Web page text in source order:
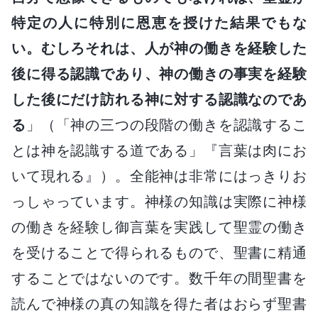
特定の人に特別に恩恵を授けた結果でもな
い。むしろそれは、人が神の働きを経験した
後に得る認識であり、神の働きの事実を経験
した後にだけ訪れる神に対する認識なのであ
る 」（「神の三つの段階の働きを認識するこ
とは神を認識する道である」『言葉は肉にお
いて現れる』）。全能神は非常にはっきりお
っしゃっています。神様の知識は実際に神様
の働きを経験し御言葉を実践して聖霊の働き
を受けることで得られるもので、聖書に精通
することではないのです。数千年の間聖書を
読んで神様の真の知識を得た者はおらず聖書